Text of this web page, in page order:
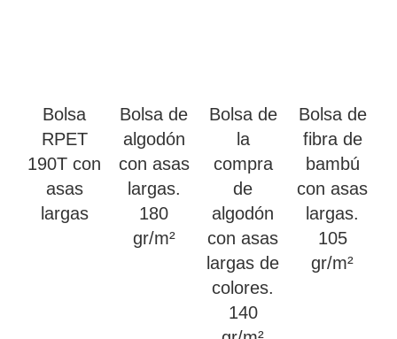
Bolsa
RPET
190T con
asas
largas
Bolsa de
algodón
con asas
largas.
180
gr/m²
Bolsa de
la
compra
de
algodón
con asas
largas de
colores.
140
Bolsa de
fibra de
bambú
con asas
largas.
105
gr/m²